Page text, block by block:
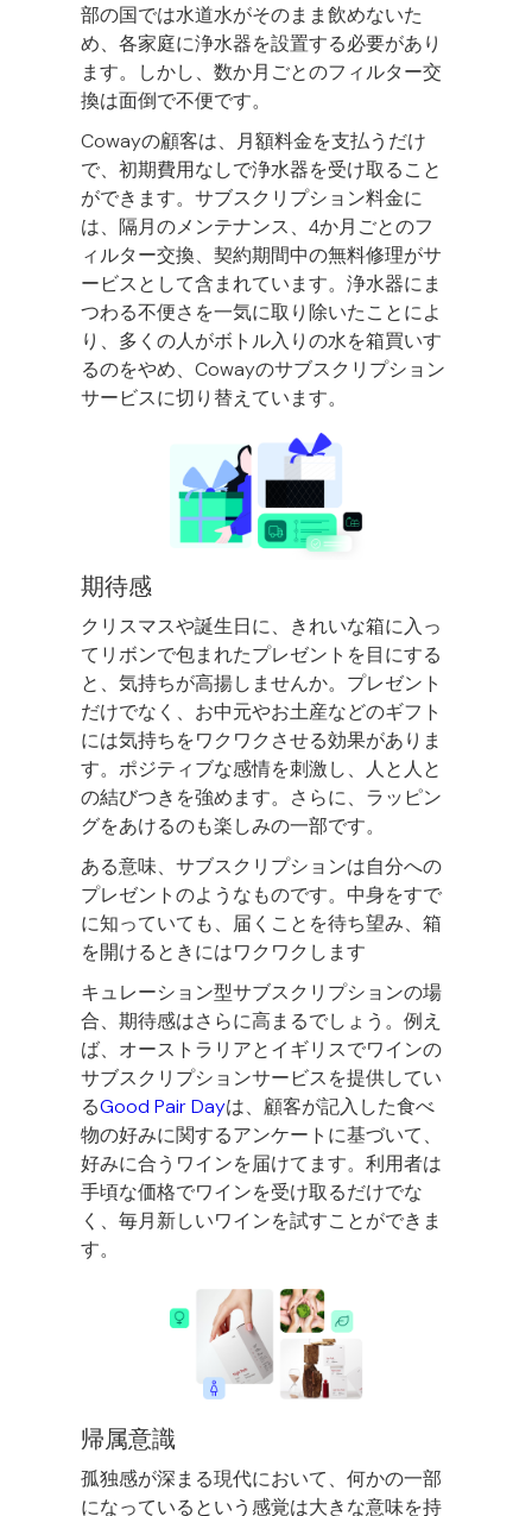
部の国では水道水がそのまま飲めないた
め、各家庭に浄水器を設置する必要があり
ます。しかし、数か月ごとのフィルター交
換は面倒で不便です。
Cowayの顧客は、月額料金を支払うだけ
で、初期費用なしで浄水器を受け取ること
ができます。サブスクリプション料金に
は、隔月のメンテナンス、4か月ごとのフ
ィルター交換、契約期間中の無料修理がサ
ービスとして含まれています。浄水器にま
つわる不便さを一気に取り除いたことによ
り、多くの人がボトル入りの水を箱買いす
るのをやめ、Cowayのサブスクリプション
サービスに切り替えています。
期待感
クリスマスや誕生日に、きれいな箱に入っ
てリボンで包まれたプレゼントを目にする
と、気持ちが高揚しませんか。プレゼント
だけでなく、お中元やお土産などのギフト
には気持ちをワクワクさせる効果がありま
す。ポジティブな感情を刺激し、人と人と
の結びつきを強めます。さらに、ラッピン
グをあけるのも楽しみの一部です。
ある意味、サブスクリプションは自分への
プレゼントのようなものです。中身をすで
に知っていても、届くことを待ち望み、箱
を開けるときにはワクワクします
キュレーション型サブスクリプションの場
合、期待感はさらに高まるでしょう。例え
ば、オーストラリアとイギリスでワインの
サブスクリプションサービスを提供してい
るGood Pair Dayは、顧客が記入した食べ
物の好みに関するアンケートに基づいて、
好みに合うワインを届けてます。利用者は
手頃な価格でワインを受け取るだけでな
く、毎月新しいワインを試すことができま
す。
帰属意識
孤独感が深まる現代において、何かの一部
になっているという感覚は大きな意味を持